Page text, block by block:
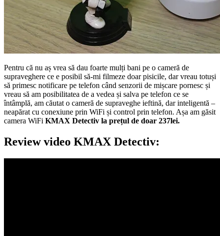
Pentru că nu aș vrea să dau foarte mulți bani pe o cameră de
supraveghere ce e posibil să-mi filmeze doar pisicile, dar vreau totuși
să primesc notificare pe telefon când senzorii de mișcare pornesc și
vreau să am posibilitatea de a vedea și salva pe telefon ce se
întâmplă, am căutat o cameră de supraveghe ieftină, dar inteligentă –
neapărat cu conexiune prin WiFi și control prin telefon. Așa am găsit
camera WiFi KMAX Detectiv la prețul de doar 237lei.
Review video KMAX Detectiv: